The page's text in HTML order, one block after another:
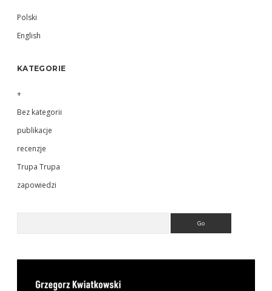
Sidebar
Polski
English
KATEGORIE
+
Bez kategorii
publikacje
recenzje
Trupa Trupa
zapowiedzi